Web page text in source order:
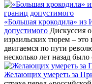
«Большая крокодила» из
допустимого Дискуссия
израильских тюрем –
двигаемся по пути
несколько лет назад
Желающих умереть за